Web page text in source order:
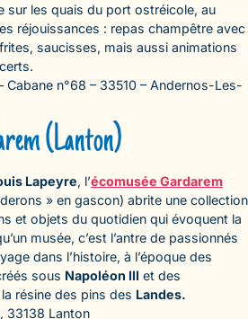
sur les quais du port ostréicole, au
réjouissances : repas champêtre avec
saucisses, mais aussi animations
Cabane n°68 – 33510 – Andernos-Les-
(Lanton)
Lapeyre, l’écomusée Gardarem
» en gascon) abrite une collection
et objets du quotidien qui évoquent la
musée, c’est l’antre de passionnés
dans l’histoire, à l’époque des
sous Napoléon III et des
résine des pins des Landes.
33138 Lanton